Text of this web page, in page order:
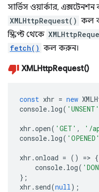
সার্ভিস ওয়ার্কার,
XMLHttpRequest() কল
স্ক্রিপ্ট থেকে
fetch() কল করুন।
XMLHttpRequest()
const xhr = new
console. log( 'UNSENT'
xhr .open( 'GET' , '/
console. log( 'OPENED'
xhr .onload = () => {
console. log(
};
xhr . send(null );